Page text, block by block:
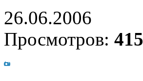
26.06.2006
Просмотров: